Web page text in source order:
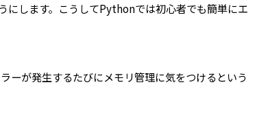
します。こうしてPythonでは初心者でも簡単にエ
ーが発生するたびにメモリ管理に気をつけるという